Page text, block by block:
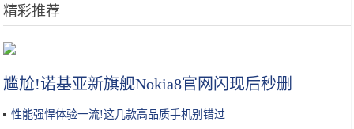
精彩推荐
尴尬!诺基亚新旗舰Nokia8官网闪现后秒删
性能强悍体验一流!这几款高品质手机别错过